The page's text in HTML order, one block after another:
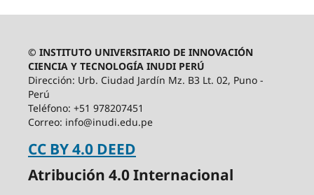
© INSTITUTO UNIVERSITARIO DE INNOVACIÓN
CIENCIA Y TECNOLOGÍA INUDI PERÚ
Dirección: Urb. Ciudad Jardín Mz. B3 Lt. 02, Puno -
Perú
Teléfono: +51 978207451
Correo: info@inudi.edu.pe
CC BY 4.0 DEED
Atribución 4.0 Internacional